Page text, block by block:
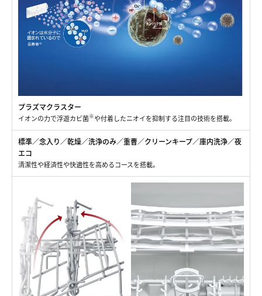
プラズマクラスター
イオンの力で浮遊カビ菌※や付着したニオイを抑制する注目の技術を搭載。
標準／念入り／乾燥／洗浄のみ／重曹／クリーンキープ／庫内洗浄／夜
エコ
清潔性や経済性や快適性を高めるコースを搭載。